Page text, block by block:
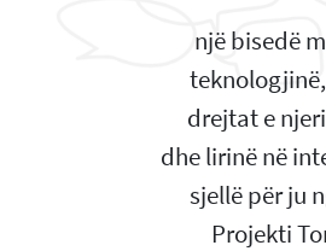
një bisedë
drejtat e
dhe lirinë në
sjellë për ju
Projekti